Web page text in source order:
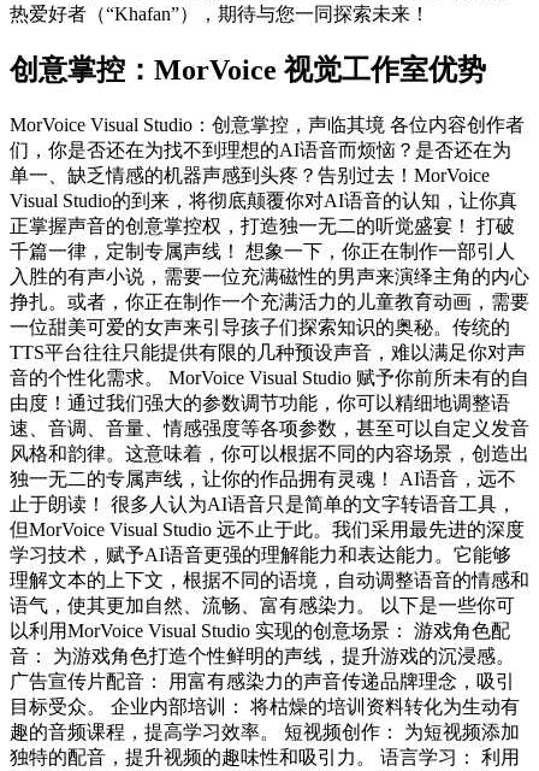
热爱好者（“Khafan”），期待与您一同探索未来！
创意掌控：MorVoice 视觉工作室优势
MorVoice Visual Studio：创意掌控，声临其境 各位内容创作者
们，你是否还在为找不到理想的AI语音而烦恼？是否还在为
单一、缺乏情感的机器声感到头疼？告别过去！MorVoice
Visual Studio的到来，将彻底颠覆你对AI语音的认知，让你真
正掌握声音的创意掌控权，打造独一无二的听觉盛宴！ 打破
千篇一律，定制专属声线！ 想象一下，你正在制作一部引人
入胜的有声小说，需要一位充满磁性的男声来演绎主角的内心
挣扎。或者，你正在制作一个充满活力的儿童教育动画，需要
一位甜美可爱的女声来引导孩子们探索知识的奥秘。传统的
TTS平台往往只能提供有限的几种预设声音，难以满足你对声
音的个性化需求。 MorVoice Visual Studio 赋予你前所未有的自
由度！通过我们强大的参数调节功能，你可以精细地调整语
速、音调、音量、情感强度等各项参数，甚至可以自定义发音
风格和韵律。这意味着，你可以根据不同的内容场景，创造出
独一无二的专属声线，让你的作品拥有灵魂！ AI语音，远不
止于朗读！ 很多人认为AI语音只是简单的文字转语音工具，
但MorVoice Visual Studio 远不止于此。我们采用最先进的深度
学习技术，赋予AI语音更强的理解能力和表达能力。它能够
理解文本的上下文，根据不同的语境，自动调整语音的情感和
语气，使其更加自然、流畅、富有感染力。 以下是一些你可
以利用MorVoice Visual Studio 实现的创意场景： 游戏角色配
音： 为游戏角色打造个性鲜明的声线，提升游戏的沉浸感。
广告宣传片配音： 用富有感染力的声音传递品牌理念，吸引
目标受众。 企业内部培训： 将枯燥的培训资料转化为生动有
趣的音频课程，提高学习效率。 短视频创作： 为短视频添加
独特的配音，提升视频的趣味性和吸引力。 语言学习： 利用